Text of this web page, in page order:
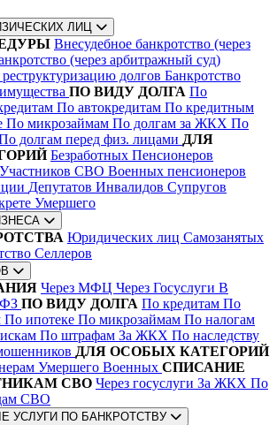
ЛИЦ
Внесудебное банкротство (через
(через арбитражный суд)
долгов Банкротство
ПО ВИДУ ДОЛГА По
По автокредитам По кредитным
По микрозаймам По долгам за ЖКХ По
долгам перед физ. лицами ДЛЯ
Безработных Пенсионеров
Участников СВО Военных пенсионеров
Депутатов Инвалидов Супругов
Умершего
Юридических лиц Самозанятых
Селлеров
Через МФЦ Через Госуслуги В
ПО ВИДУ ДОЛГА По кредитам По
По ипотеке По микрозаймам По налогам
По штрафам За ЖКХ По наследству
ДЛЯ ОСОБЫХ КАТЕГОРИЙ
Умершего Военных СПИСАНИЕ
СВО Через госуслуги За ЖКХ По
СВО
УСЛУГИ ПО БАНКРОТСТВУ